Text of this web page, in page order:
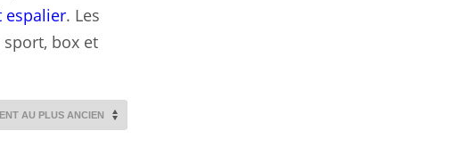
espalier. Les
sport, box et